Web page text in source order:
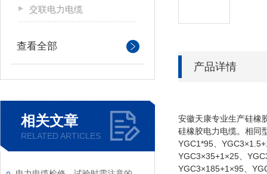
交联电力电缆
查看全部
相关文章
RELATED ARTICLES
产品详情
安徽天康专业生产硅橡
硅橡胶电力电缆。相同
YGC1*95、
YGC3×35+1×25、
YGC3×185+1×95、